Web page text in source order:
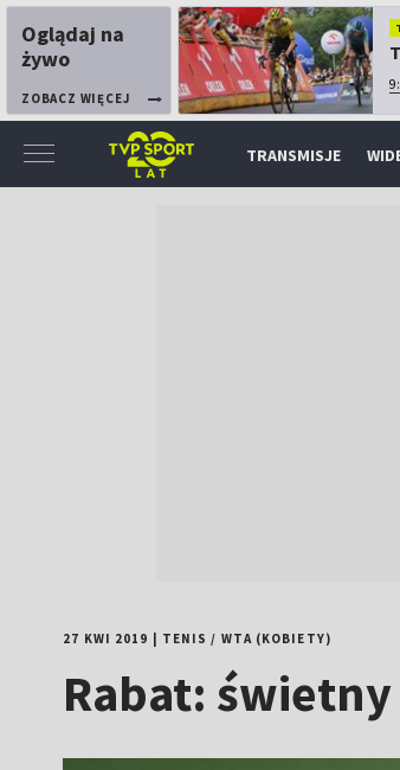
Oglądaj na
żywo
ZOBACZ WIĘCEJ
TRANSMISJE
27 KWI 2019 TENIS / WTA (KOBIETY)
Rabat: